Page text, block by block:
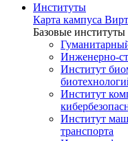
Институты
Карта кампуса
Базовые институты
Инженерно-
Институт
Институт
Институт
транспорта